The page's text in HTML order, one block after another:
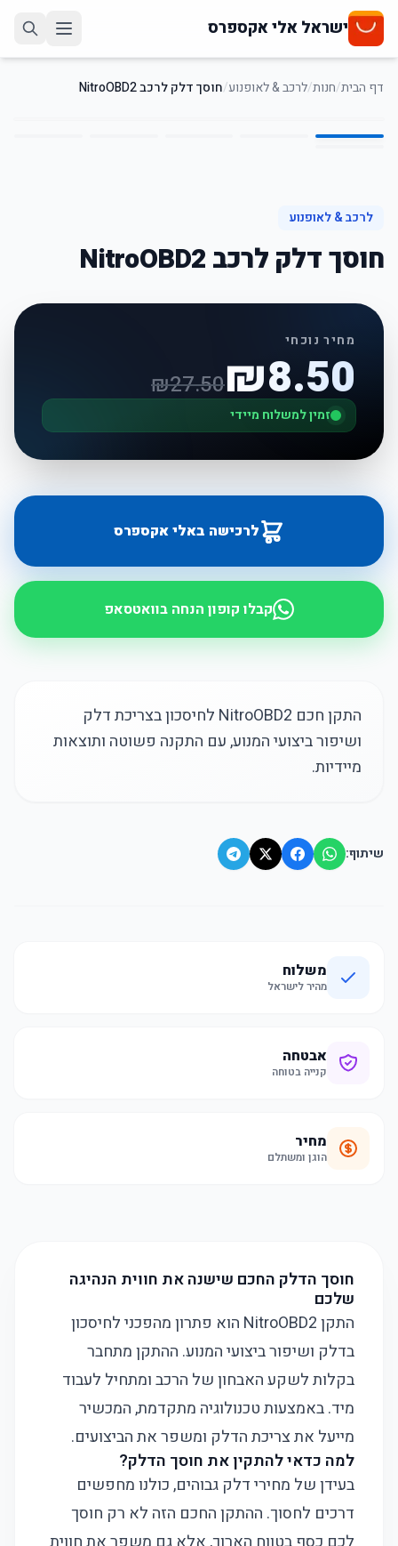
ישראל אלי אקספרס
דף הבית/חנות/לרכב & לאופנוע/חוסך דלק לרכב NitroOBD2
1
/
6
לרכב & לאופנוע
חוסך דלק לרכב NitroOBD2
מחיר נוכחי
₪8.50
₪27.50
זמין למשלוח מיידי
לרכישה באלי אקספרס
קבלו קופון הנחה בוואטסאפ
התקן חכם NitroOBD2 לחיסכון בצריכת דלק
ושיפור ביצועי המנוע, עם התקנה פשוטה ותוצאות
מיידיות.
שיתוף:
משלוח
מהיר לישראל
אבטחה
קנייה בטוחה
מחיר
הוגן ומשתלם
חוסך הדלק החכם שישנה את חווית הנהיגה
שלכם
התקן NitroOBD2 הוא פתרון מהפכני לחיסכון
בדלק ושיפור ביצועי המנוע. ההתקן מתחבר
בקלות לשקע האבחון של הרכב ומתחיל לעבוד
מיד. באמצעות טכנולוגיה מתקדמת, המכשיר
מייעל את צריכת הדלק ומשפר את הביצועים.
למה כדאי להתקין את חוסך הדלק?
בעידן של מחירי דלק גבוהים, כולנו מחפשים
דרכים לחסוך. ההתקן החכם הזה לא רק חוסך